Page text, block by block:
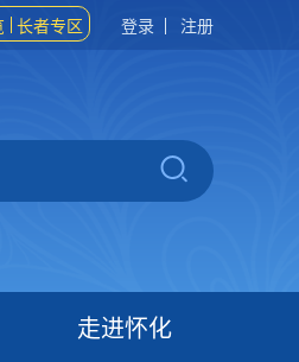
长者专区 登录 注册
走进怀化